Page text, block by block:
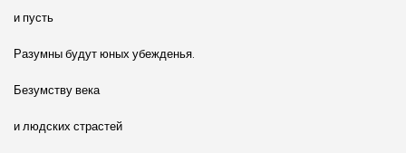
и пусть
Разумны будут юных убежденья.
Безумству века
и людских страстей